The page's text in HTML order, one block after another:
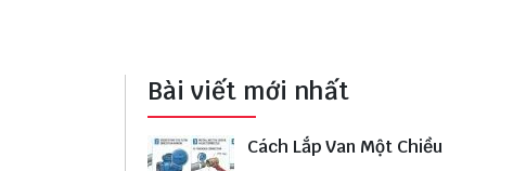
Bài viết mới nhất
Cách Lắp Van Một Chiều